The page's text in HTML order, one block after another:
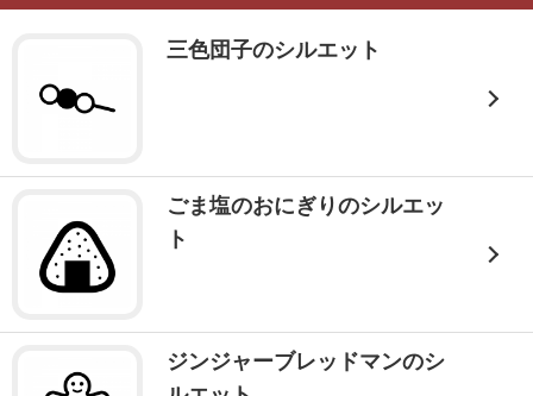
三色団子のシルエット
ごま塩のおにぎりのシルエッ
ト
ジンジャーブレッドマンのシ